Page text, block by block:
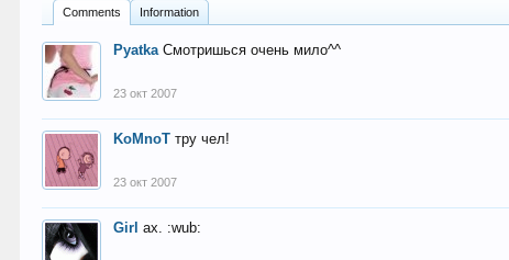
Comments Information
Pyatka Смотришься очень мило^^
23 окт 2007
KoMnoT тру чел!
23 окт 2007
Girl ах. :wub: